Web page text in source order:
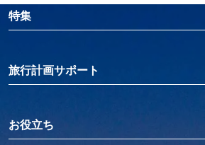
特集
旅行計画サポート
お役立ち